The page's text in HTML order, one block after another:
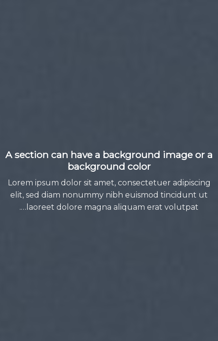
A section can have a background image or a
background color
Lorem ipsum dolor sit amet, consectetuer adipiscing
elit, sed diam nonummy nibh euismod tincidunt ut
laoreet dolore magna aliquam erat volutpat….